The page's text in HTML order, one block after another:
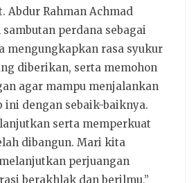
Abdur Rahman Achmad
perdana sebagai
mengungkapkan rasa syukur
diberikan, serta memohon
agar mampu menjalankan
ini dengan sebaik-baiknya.
serta memperkuat
dibangun. Mari kita
perjuangan
berakhlak dan berilmu,”